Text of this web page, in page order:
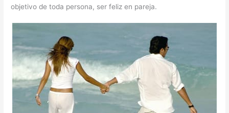
objetivo de toda persona, ser feliz en pareja.